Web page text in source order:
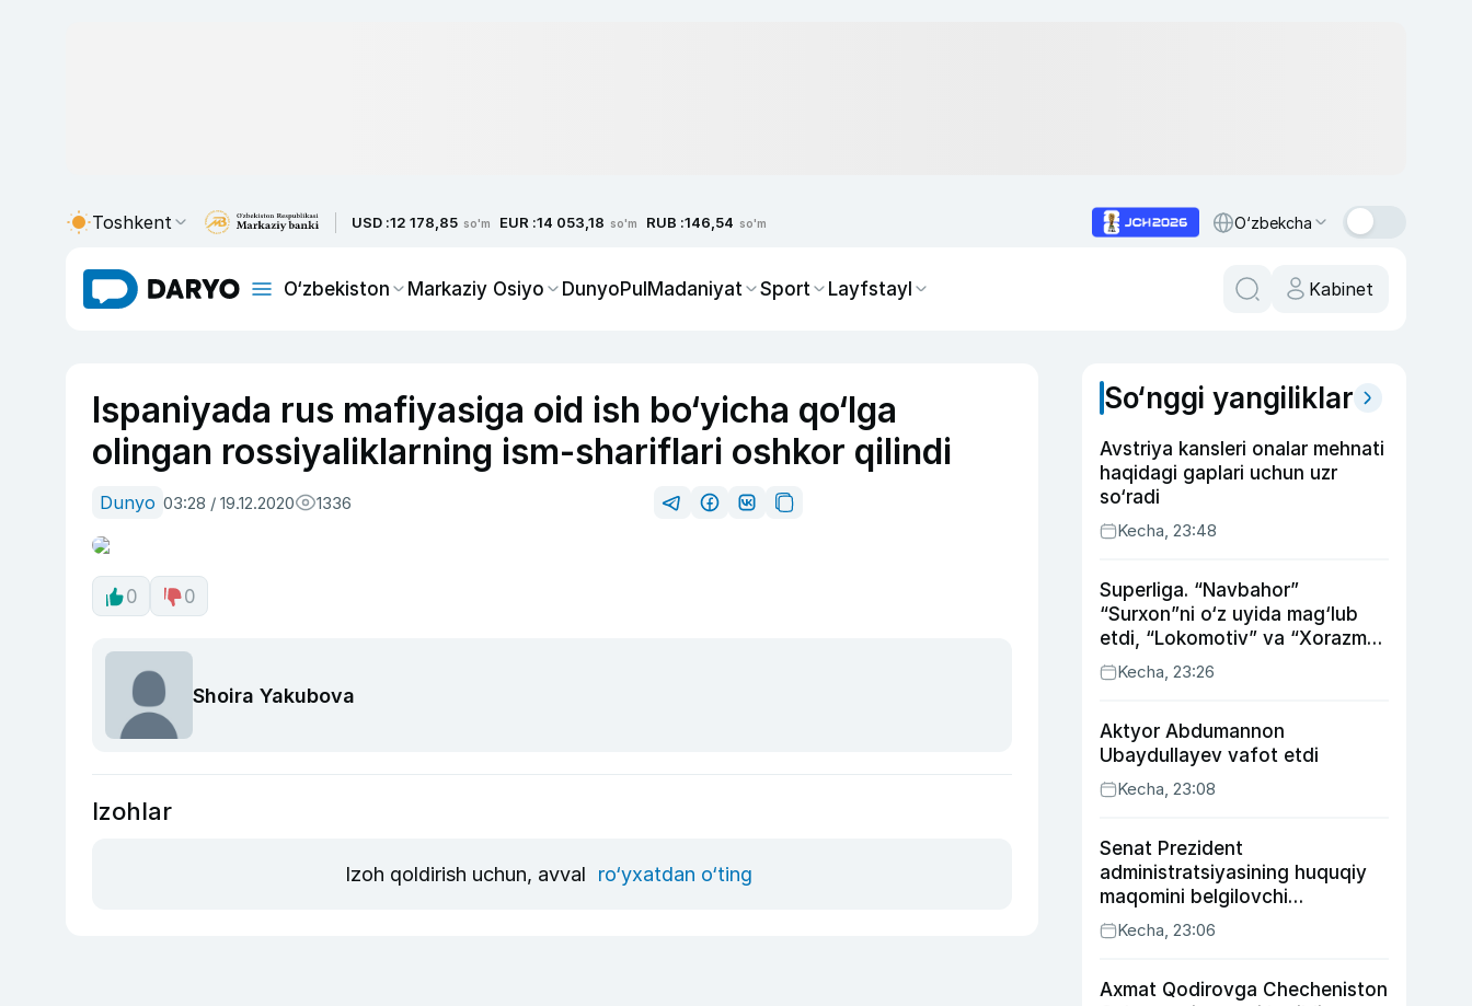
Toshkent USD :12 178,85 so'm EUR :14 053,18 so'm RUB :146,54 so'm O‘zbekcha
O‘zbekiston Markaziy Osiyo DunyoPulMadaniyat Sport Layfstayl Kabinet
Ispaniyada rus mafiyasiga oid ish bo‘yicha qo‘lga
olingan rossiyaliklarning ism-shariflari oshkor qilindi
Dunyo 03:28 / 19.12.2020 1336
0 0
Shoira Yakubova
Izohlar
Izoh qoldirish uchun, avval ro‘yxatdan o‘ting
So‘nggi yangiliklar
Avstriya kansleri onalar mehnati
haqidagi gaplari uchun uzr
so‘radi
Kecha, 23:48
Superliga. “Navbahor”
“Surxon”ni o‘z uyida mag‘lub
etdi, “Lokomotiv” va “Xorazm”
uyda g‘alaba qozondi
Kecha, 23:26
Aktyor Abdu­mannon
Ubaydullayev vafot etdi
Kecha, 23:08
Senat Prezident
administratsiyasining huquqiy
maqomini belgilovchi
konstitutsiyaviy qonunni
ma’qulladi
Kecha, 23:06
Axmat Qodirovga Checheniston